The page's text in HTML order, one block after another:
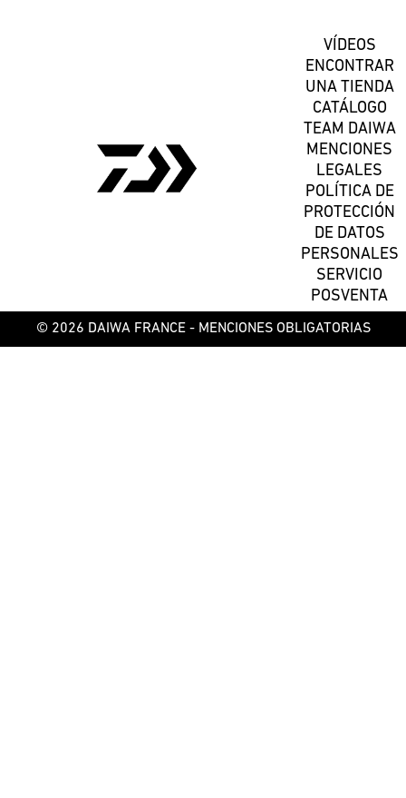
VÍDEOS
ENCONTRAR
UNA TIENDA
CATÁLOGO
TEAM DAIWA
MENCIONES
LEGALES
POLÍTICA DE
PROTECCIÓN
DE DATOS
PERSONALES
SERVICIO
POSVENTA
© 2026 DAIWA FRANCE - MENCIONES OBLIGATORIAS